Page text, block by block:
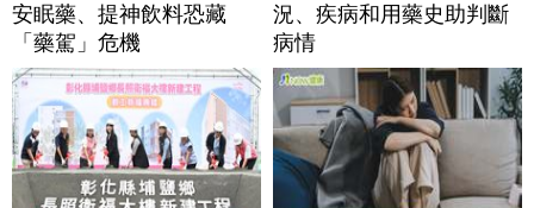
安眠藥、提神飲料恐藏
「藥駕」危機
況、疾病和用藥史助判斷
病情